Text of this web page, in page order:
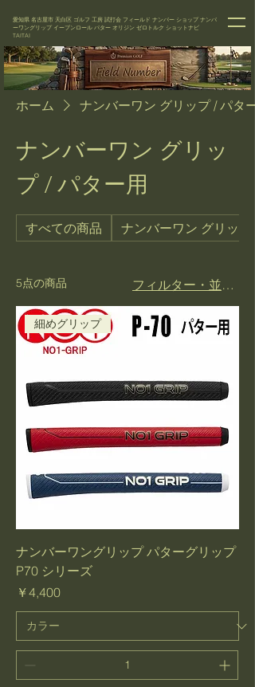
愛知県 名古屋市 天白区 ゴルフ 工房 試打会 フィールド ナンバー ショップ ナンバ
ーワングリップ イーブンロール パター オリジン ゼロトルク ショットナビ
TAITAI
ホーム ナンバーワン グリップ / パター
ナンバーワン グリッ
プ / パター用
すべての商品 ナンバーワン グリッ
5点の商品 フィルター・並び替え
細めグリップ
ナンバーワングリップ パターグリップ
P70 シリーズ
価格
￥4,400